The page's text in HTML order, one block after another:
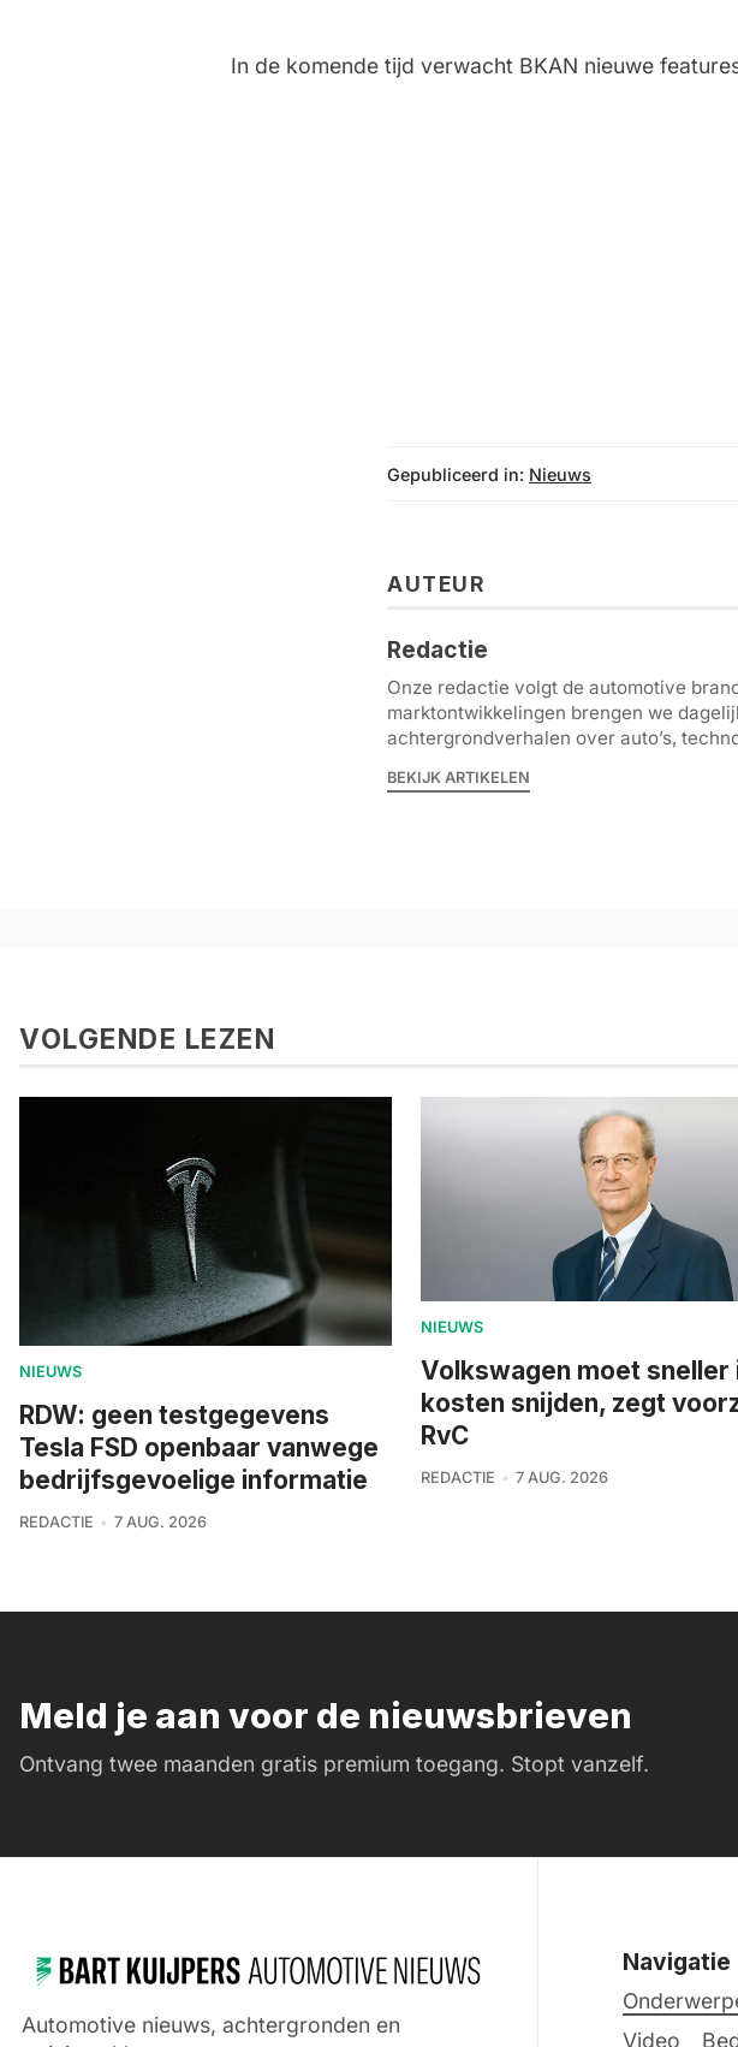
In de komende tijd verwacht BKAN nieuwe
Gepubliceerd in: Nieuws
AUTEUR
Redactie
Onze redactie volgt de automotive
marktontwikkelingen brengen we
achtergrondverhalen over auto’s,
BEKIJK ARTIKELEN
VOLGENDE LEZEN
NIEUWS
RDW: geen testgegevens
Tesla FSD openbaar vanwege
bedrijfsgevoelige informatie
REDACTIE 7 AUG. 2026
NIEUWS
Volkswagen moet sneller
kosten snijden, zegt
RvC
REDACTIE 7 AUG. 2026
Meld je aan voor de nieuwsbrieven
Ontvang twee maanden gratis premium toegang. Stopt vanzelf.
Automotive nieuws, achtergronden en
Navigatie
Video